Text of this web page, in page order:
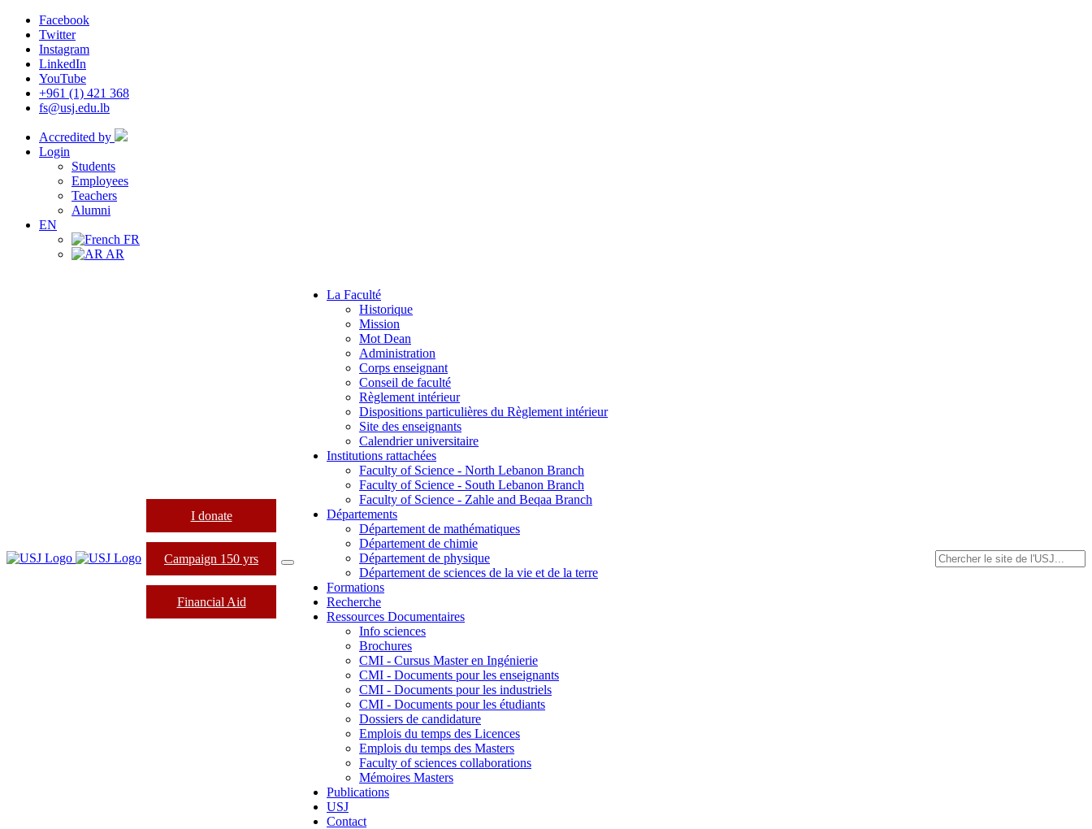
Facebook
Twitter
Instagram
LinkedIn
YouTube
+961 (1) 421 368
fs@usj.edu.lb
Accredited by
Login
Students
Employees
Teachers
Alumni
EN
FR
AR
I donate
Campaign 150 yrs
Financial Aid
La Faculté
Historique
Mission
Mot Dean
Administration
Corps enseignant
Conseil de faculté
Règlement intérieur
Dispositions particulières du Règlement intérieur
Site des enseignants
Calendrier universitaire
Institutions rattachées
Faculty of Science - North Lebanon Branch
Faculty of Science - South Lebanon Branch
Faculty of Science - Zahle and Beqaa Branch
Départements
Département de mathématiques
Département de chimie
Département de physique
Département de sciences de la vie et de la terre
Formations
Recherche
Ressources Documentaires
Info sciences
Brochures
CMI - Cursus Master en Ingénierie
CMI - Documents pour les enseignants
CMI - Documents pour les industriels
CMI - Documents pour les étudiants
Dossiers de candidature
Emplois du temps des Licences
Emplois du temps des Masters
Faculty of sciences collaborations
Mémoires Masters
Publications
USJ
Contact